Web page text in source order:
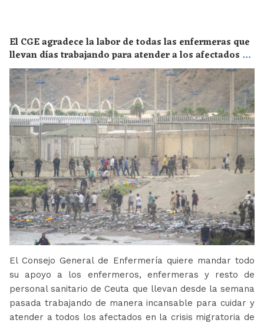
El CGE agradece la labor de todas las enfermeras que
llevan días trabajando para atender a los afectados de
la crisis migratoria de Ceuta
El Consejo General de Enfermería quiere mandar todo
su apoyo a los enfermeros, enfermeras y resto de
personal sanitario de Ceuta que llevan desde la semana
pasada trabajando de manera incansable para cuidar y
atender a todos los afectados en la crisis migratoria de